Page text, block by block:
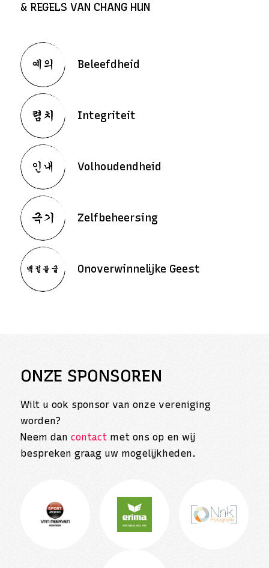
& REGELS VAN CHANG HUN
Beleefdheid
Integriteit
Volhoudendheid
Zelfbeheersing
Onoverwinnelijke Geest
ONZE SPONSOREN
Wilt u ook sponsor van onze vereniging
worden?
Neem dan contactmet ons op en wij
bespreken graag uw mogelijkheden.